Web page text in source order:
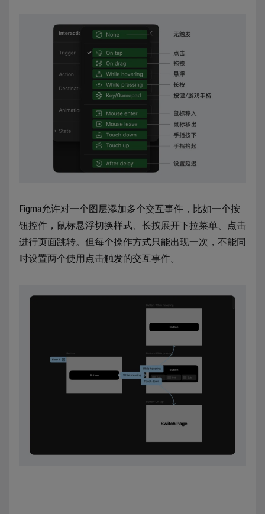
Figma允许对一个图层添加多个交互事件，比如一个按
钮控件，鼠标悬浮切换样式、长按展开下拉菜单、点击
进行页面跳转。但每个操作方式只能出现一次，不能同
时设置两个使用点击触发的交互事件。